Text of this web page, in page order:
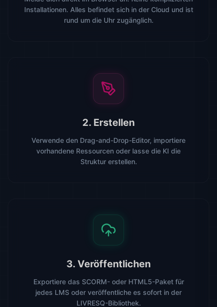
Installationen. Alles befindet sich in der Cloud und ist
rund um die Uhr zugänglich.
2. Erstellen
Verwende den Drag-and-Drop-Editor, importiere
vorhandene Ressourcen oder lasse die KI die
Struktur erstellen.
3. Veröffentlichen
Exportiere das SCORM- oder HTML5-Paket für
jedes LMS oder veröffentliche es sofort in der
LIVRESQ-Bibliothek.